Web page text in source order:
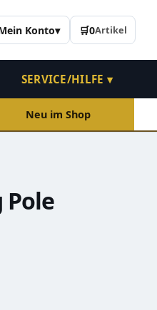
Konto▾ 🛒0Artikel
SERVICE/HILFE ▾
Neu im Shop